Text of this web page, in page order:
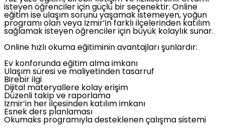
isteyen öğrenciler için güçlü bir seçenektir. Online
eğitim ise ulaşım sorunu yaşamak istemeyen, yoğun
programı olan veya İzmir’in farklı ilçelerinden katılım
sağlamak isteyen öğrenciler için büyük kolaylık sunar.
Online hızlı okuma eğitiminin avantajları şunlardır:
Ev konforunda eğitim alma imkanı
Ulaşım süresi ve maliyetinden tasarruf
Birebir ilgi
Dijital materyallere kolay erişim
Düzenli takip ve raporlama
İzmir’in her ilçesinden katılım imkanı
Esnek ders planlaması
Okumaks programıyla desteklenen çalışma sistemi